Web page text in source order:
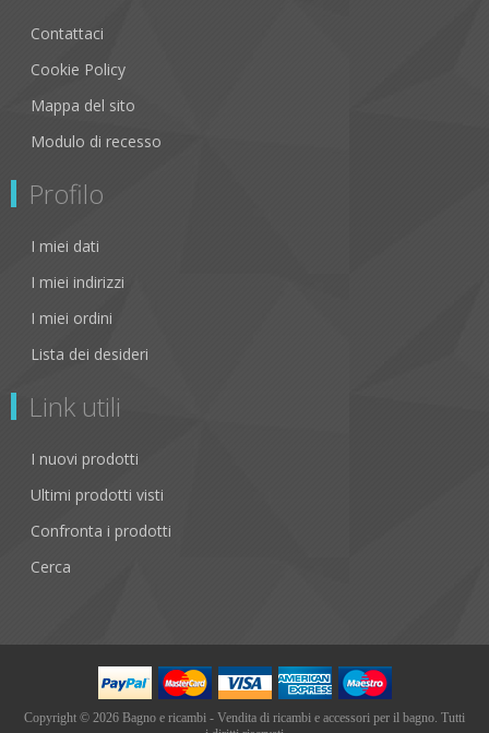
Contattaci
Cookie Policy
Mappa del sito
Modulo di recesso
Profilo
I miei dati
I miei indirizzi
I miei ordini
Lista dei desideri
Link utili
I nuovi prodotti
Ultimi prodotti visti
Confronta i prodotti
Cerca
Copyright © 2026 Bagno e ricambi - Vendita di ricambi e accessori per il bagno. Tutti